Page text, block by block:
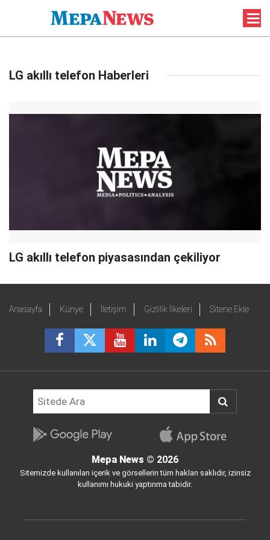
LG akıllı telefon Haberleri
LG akıllı telefon piyasasından çekiliyor
Anasayfa Künye İletişim Gizlilik İlkeleri Sitene Ekle
Mepa News © 2026
Sitemizde kullanılan içerik ve görsellerin tüm hakları saklıdır, izinsiz
kullanımı hukuki yaptırıma tabidir.